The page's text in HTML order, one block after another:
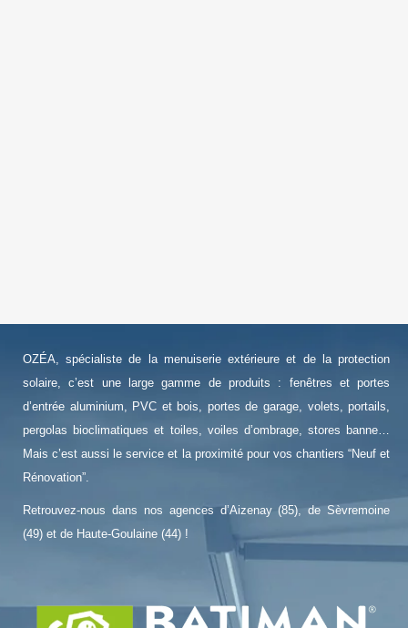
OZÉA, spécialiste de la menuiserie extérieure et de la protection
solaire, c’est une large gamme de produits : fenêtres et portes
d’entrée aluminium, PVC et bois, portes de garage, volets, portails,
pergolas bioclimatiques et toiles, voiles d’ombrage, stores banne…
Mais c’est aussi le service et la proximité pour vos chantiers “Neuf et
Rénovation”.
Retrouvez-nous dans nos agences d’Aizenay (85), de Sèvremoine
(49) et de Haute-Goulaine (44) !